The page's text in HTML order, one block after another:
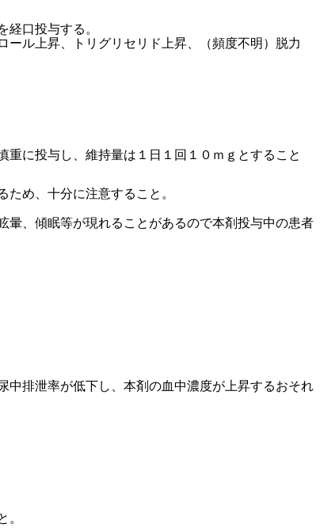
ル上昇、トリグリセリド上昇、（頻度不明）脱力
め、十分に注意すること。
、傾眠等が現れることがあるので本剤投与中の患者
排泄率が低下し、本剤の血中濃度が上昇するおそれ
口投与する。
に投与し、維持量は１日１回１０ｍｇとすること
。